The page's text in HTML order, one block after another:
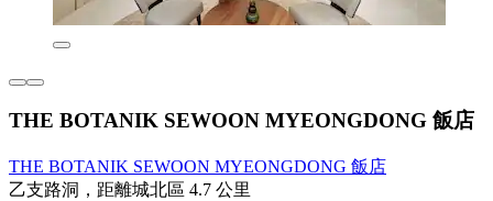
THE BOTANIK SEWOON MYEONGDONG 飯店
THE BOTANIK SEWOON MYEONGDONG 飯店
乙支路洞，距離城北區 4.7 公里